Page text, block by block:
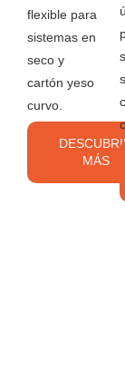
flexible para
sistemas en
seco y
cartón yeso
curvo.
MÁS